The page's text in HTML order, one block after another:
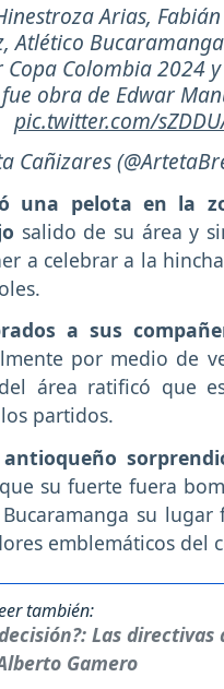
Arias,
Atlético
Copa Colombia 2024
obra de Edwar
pic.twitter.com/
Cañizares
una pelota en la
salido de su área y
a celebrar a la
a sus
por medio de
área ratificó que
partidos.
antioqueño
su fuerte fuera
su
emblemáticos del
también:
Las
Gamero